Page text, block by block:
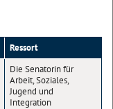
Ressort
Die Senatorin für
Arbeit, Soziales,
Jugend und
Integration